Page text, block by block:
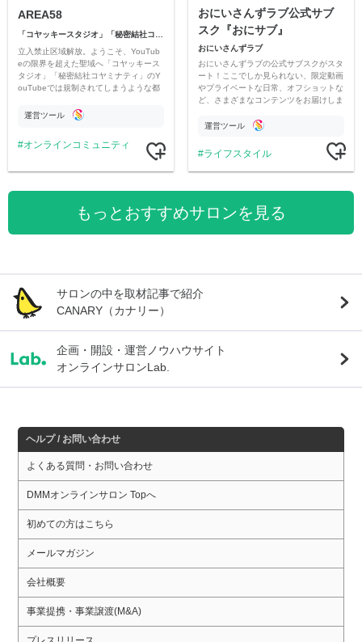
AREA58
立入禁止区域解放。ようこそ、YouTub
eの限界を超えた聖域へ「コヤッキース
タジオ」「秘密結社コヤミナティ」のY
ouTubeでは規制されてしまうような都
公開。
運営ツール
オンラインコミュニティ
おにいさんずラブ公式サブ
スク『おにサブ』
おにいさんずラブ
おにいさんずラブの公式サブスクがスタ
ート！ここでしか見られない、限定動画
やプライベートな日常、オフショットな
ど、さまざまなコンテンツをお届けしま
運営ツール
ライフスタイル
もっとおすすめサロンを見る
サロンの中を取材記事で紹介
CANARY（カナリー）
企画・開設・運営ノウハウサイト
オンラインサロンLab.
ヘルプ / お問い合わせ
よくある質問・お問い合わせ
DMMオンラインサロン Topへ
初めての方はこちら
メールマガジン
会社概要
事業提携・事業譲渡(M&A)